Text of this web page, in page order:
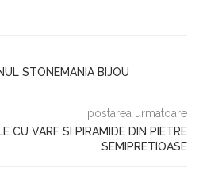
STONEMANIA BIJOU
postarea urmatoare
CU VARF SI PIRAMIDE DIN PIETRE
SEMIPRETIOASE